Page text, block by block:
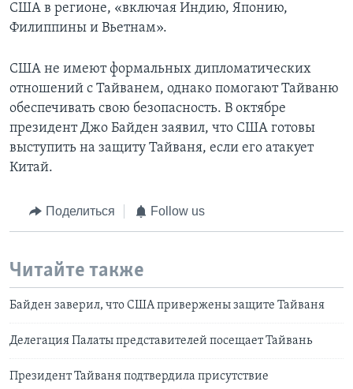
США в регионе, «включая Индию, Японию,
Филиппины и Вьетнам».
США не имеют формальных дипломатических
отношений с Тайванем, однако помогают Тайваню
обеспечивать свою безопасность. В октябре
президент Джо Байден заявил, что США готовы
выступить на защиту Тайваня, если его атакует
Китай.
Поделиться Follow us
Читайте также
Байден заверил, что США привержены защите Тайваня
Делегация Палаты представителей посещает Тайвань
Президент Тайваня подтвердила присутствие